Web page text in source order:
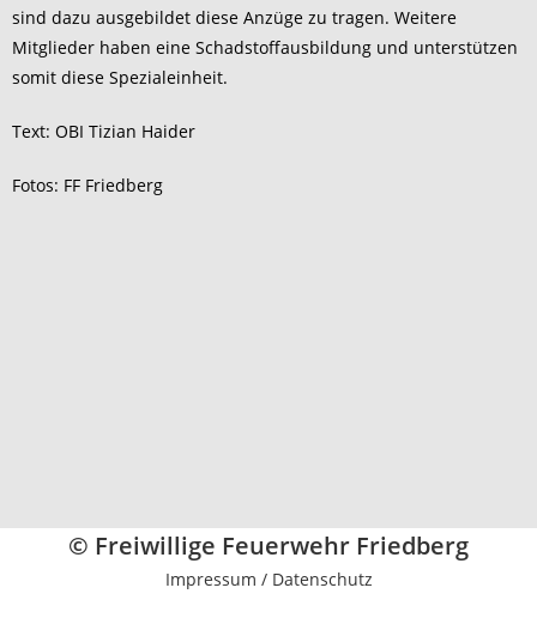
sind dazu ausgebildet diese Anzüge zu tragen. Weitere
Mitglieder haben eine Schadstoffausbildung und unterstützen
somit diese Spezialeinheit.
Text: OBI Tizian Haider
Fotos: FF Friedberg
© Freiwillige Feuerwehr Friedberg
Impressum / Datenschutz